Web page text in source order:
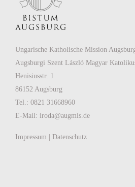
Ungarische Katholische Mission
Augsburgi Szent László Magyar
Henisiusstr. 1
86152 Augsburg
Tel.: 0821 31668960
E-Mail: iroda@augmis.de
Impressum Datenschutz